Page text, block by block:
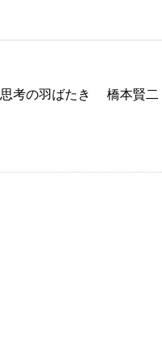
思考の羽ばたき 橋本賢